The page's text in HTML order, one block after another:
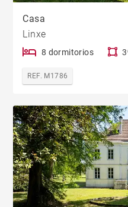
Casa
Linxe
8 dormitorios
REF. M1786